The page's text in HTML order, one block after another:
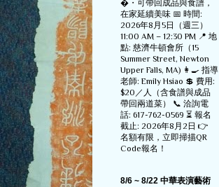
�・可帶回成品與食譜，
在家延續美味 📅 時間:
2026年8月5日（週三）
11:00 AM – 12:30 PM 📍 地
點: 慈濟牛頓會所（15
Summer Street, Newton
Upper Falls, MA) 👩‍🍳 指導
老師: Emily Hsiao 💲 費用:
$20／人（含食譜與成品
帶回兩道菜） 📞 洽詢電
話: 617-762-0569 ⏳ 報名
截止: 2026年8月2日 👉
名額有限，立即掃描QR
Code報名！
8/6 ~ 8/22 中華表演藝術